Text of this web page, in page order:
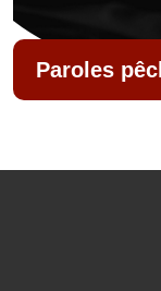
Paroles